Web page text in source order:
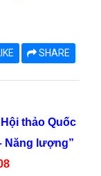
SHARE
Hội thảo Quốc
Năng lượng”